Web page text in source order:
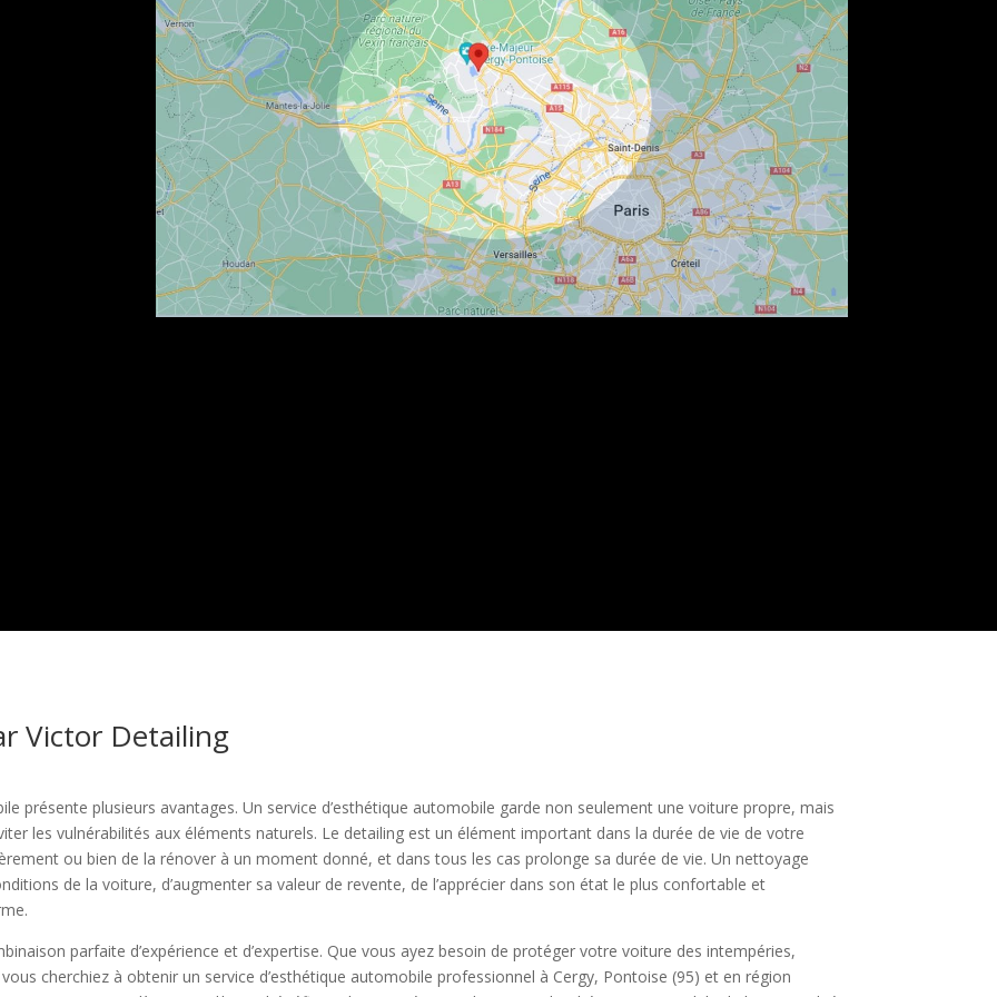
Victor Detailing
présente plusieurs avantages. Un service d’esthétique automobile garde non seulement une voiture propre, mais
les vulnérabilités aux éléments naturels. Le detailing est un élément important dans la durée de vie de votre
ou bien de la rénover à un moment donné, et dans tous les cas prolonge sa durée de vie. Un nettoyage
de la voiture, d’augmenter sa valeur de revente, de l’apprécier dans son état le plus confortable et
parfaite d’expérience et d’expertise. Que vous ayez besoin de protéger votre voiture des intempéries,
cherchiez à obtenir un service d’esthétique automobile professionnel à Cergy, Pontoise (95) et en région